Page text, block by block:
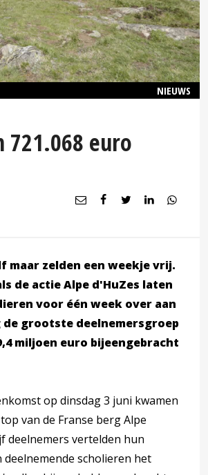
NIEUWS
721.068 euro
maar zelden een weekje vrij.
de actie Alpe d'HuZes laten
voor één week over aan
de grootste deelnemersgroep
miljoen euro bijeengebracht
op dinsdag 3 juni kwamen
van de Franse berg Alpe
deelnemers vertelden hun
scholieren het